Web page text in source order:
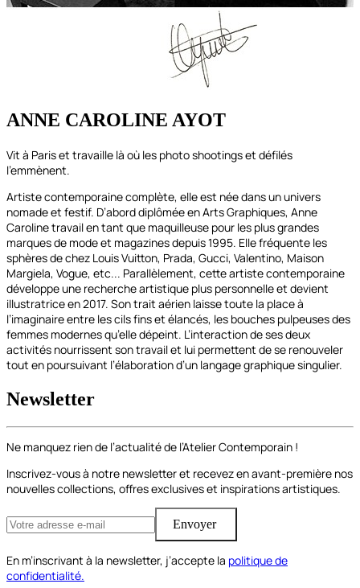
ANNE CAROLINE AYOT
Vit à Paris et travaille là où les photo shootings et défilés
l’emmènent.
Artiste contemporaine complète, elle est née dans un univers
nomade et festif. D’abord diplômée en Arts Graphiques, Anne
Caroline travail en tant que maquilleuse pour les plus grandes
marques de mode et magazines depuis 1995. Elle fréquente les
sphères de chez Louis Vuitton, Prada, Gucci, Valentino, Maison
Margiela, Vogue, etc... Parallèlement, cette artiste contemporaine
développe une recherche artistique plus personnelle et devient
illustratrice en 2017. Son trait aérien laisse toute la place à
l’imaginaire entre les cils fins et élancés, les bouches pulpeuses des
femmes modernes qu’elle dépeint. L’interaction de ses deux
activités nourrissent son travail et lui permettent de se renouveler
tout en poursuivant l’élaboration d’un langage graphique singulier.
Newsletter
Ne manquez rien de l’actualité de l’Atelier Contemporain !
Inscrivez-vous à notre newsletter et recevez en avant-première nos
nouvelles collections, offres exclusives et inspirations artistiques.
Envoyer
En m’inscrivant à la newsletter, j’accepte la politique de
confidentialité.